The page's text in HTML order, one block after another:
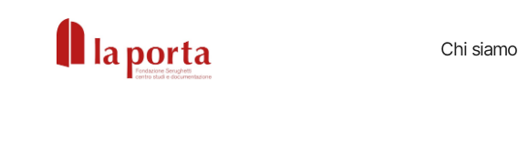
Chi siamo